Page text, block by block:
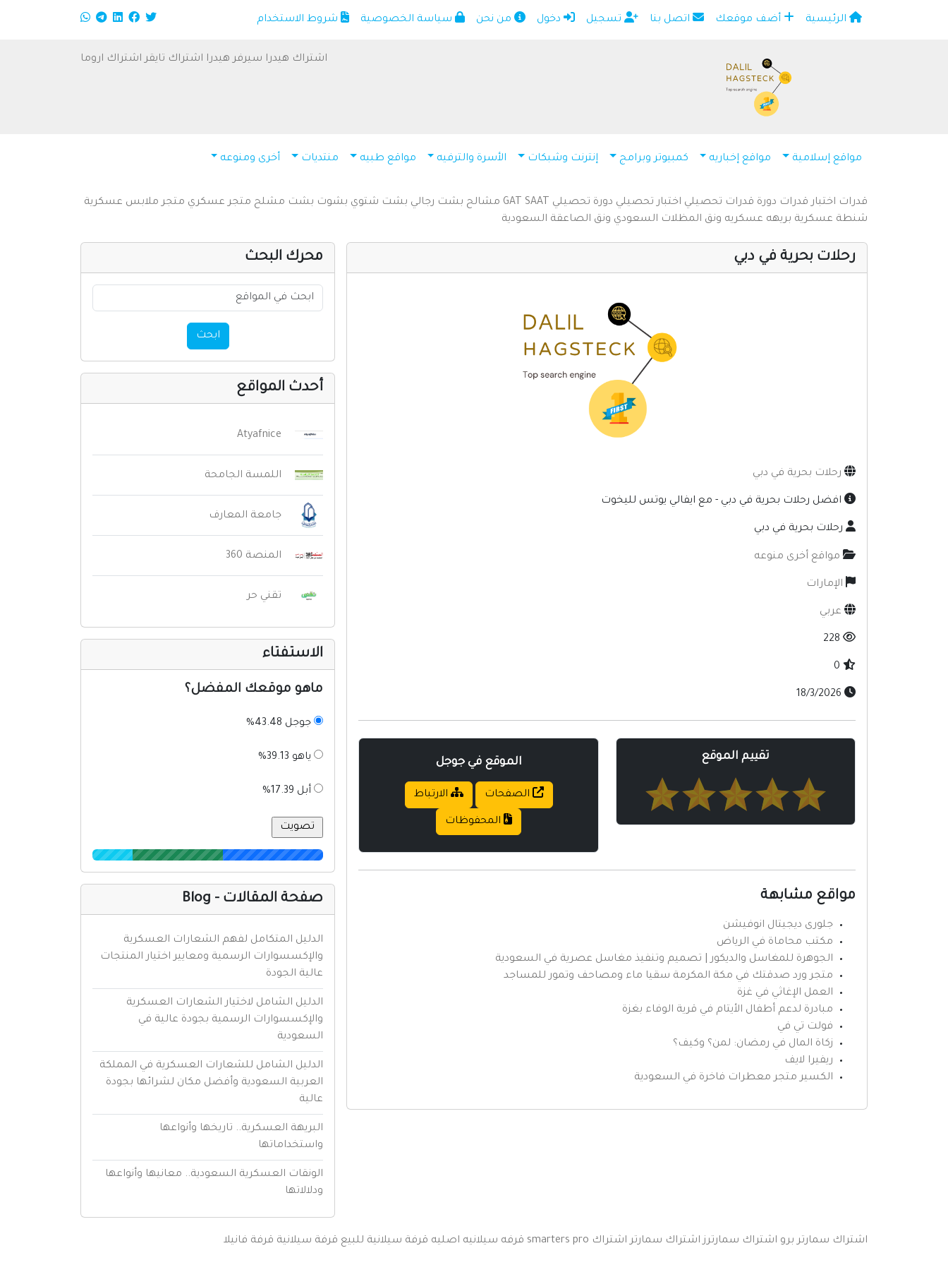
الرئيسية
من نحن
شروط الاستخدام
مواقع إسلامية
مواقع إخباريه
الرئيسية أضف موقعك اتصل بنا تسجيل دخول من نحن سياسة الخصوصية شروط الاستخدام
اشتراك هيدرا سيرفر هيدرا اشتراك تايقر اشتراك اروما
مواقع إسلامية مواقع إخباريه كمبيوتر وبرامج إنترنت وشبكات الأسرة والترفيه مواقع طبيه منتديات أخرى ومنوعه
قدرات اختبار قدرات دورة قدرات تحصيلي اختبار تحصيلي دورة تحصيلي SAAT
GAT مشالح بشت رجالي بشت شتوي بشوت بشت مشلح متجر عسكري متجر ملابس عسكرية
شنطة عسكرية بريهه عسكريه ونق المظلات السعودي ونق الصاعقة السعودية
رحلات بحرية في دبي
رحلات بحرية في دبي
افضل رحلات بحرية في دبي - مع ايفالي يوتس لليخوت
رحلات بحرية في دبي
مواقع أخرى منوعه
الإمارات
عربي
تقييم الموقع الموقع في جوجل
الصفحات الارتباط
المحفوظات
مواقع مشابهة
جلورى ديجيتال انوفيشن
مكتب محاماة في الرياض
الجوهرة للمغاسل والديكور | تصميم وتنفيذ مغاسل عصرية في السعودية
متجر ورد صدقتك في مكة المكرمة سقيا ماء ومصاحف وتمور للمساجد
العمل الإغاثي في غزة
مبادرة لدعم أطفال الأيتام في قرية الوفاء بغزة
فولت تي في
زكاة المال في رمضان: لمن؟ وكيف؟
ريفيرا لايف
الكسير متجر معطرات فاخرة في السعودية
محرك البحث
ابحث
أحدث المواقع
اللمسة الجامحة
جامعة المعارف
المنصة 360
تقني حر
الاستفتاء
ماهو موقعك المفضل؟
جوجل 43.48%
ياهو 39.13%
أبل 17.39%
صفحة المقالات - Blog
الدليل المتكامل لفهم الشعارات العسكرية
والإكسسوارات الرسمية ومعايير اختيار المنتجات
عالية الجودة
الدليل الشامل لاختيار الشعارات العسكرية
والإكسسوارات الرسمية بجودة عالية في
السعودية
الدليل الشامل للشعارات العسكرية في المملكة
العربية السعودية وأفضل مكان لشرائها بجودة
عالية
البريهة العسكرية.. تاريخها وأنواعها
واستخداماتها
الونقات العسكرية السعودية.. معانيها وأنواعها
ودلالاتها
اشتراك سمارتر برو اشتراك سمارترز اشتراك سمارتر اشتراك smarters pro قرفه سيلانيه اصليه قرفة سيلانية للبيع قرفة سيلانية قرفة فانيلا